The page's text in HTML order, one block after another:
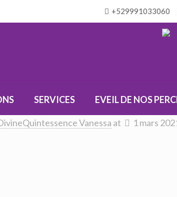
+529991033060
SERVICES EVEIL DE NOS
Vanessa at 1 mars